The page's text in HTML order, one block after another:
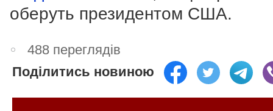
оберуть президентом США.
488 переглядів
Поділитись новиною